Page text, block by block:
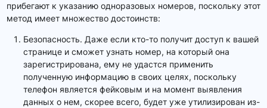
прибегают к указанию одноразовых номеров, поскольку этот
метод имеет множество достоинств:
Безопасность. Даже если кто-то получит доступ к вашей
странице и сможет узнать номер, на который она
зарегистрирована, ему не удастся применить
полученную информацию в своих целях, поскольку
телефон является фейковым и на момент выявления
данных о нем, скорее всего, будет уже утилизирован из-